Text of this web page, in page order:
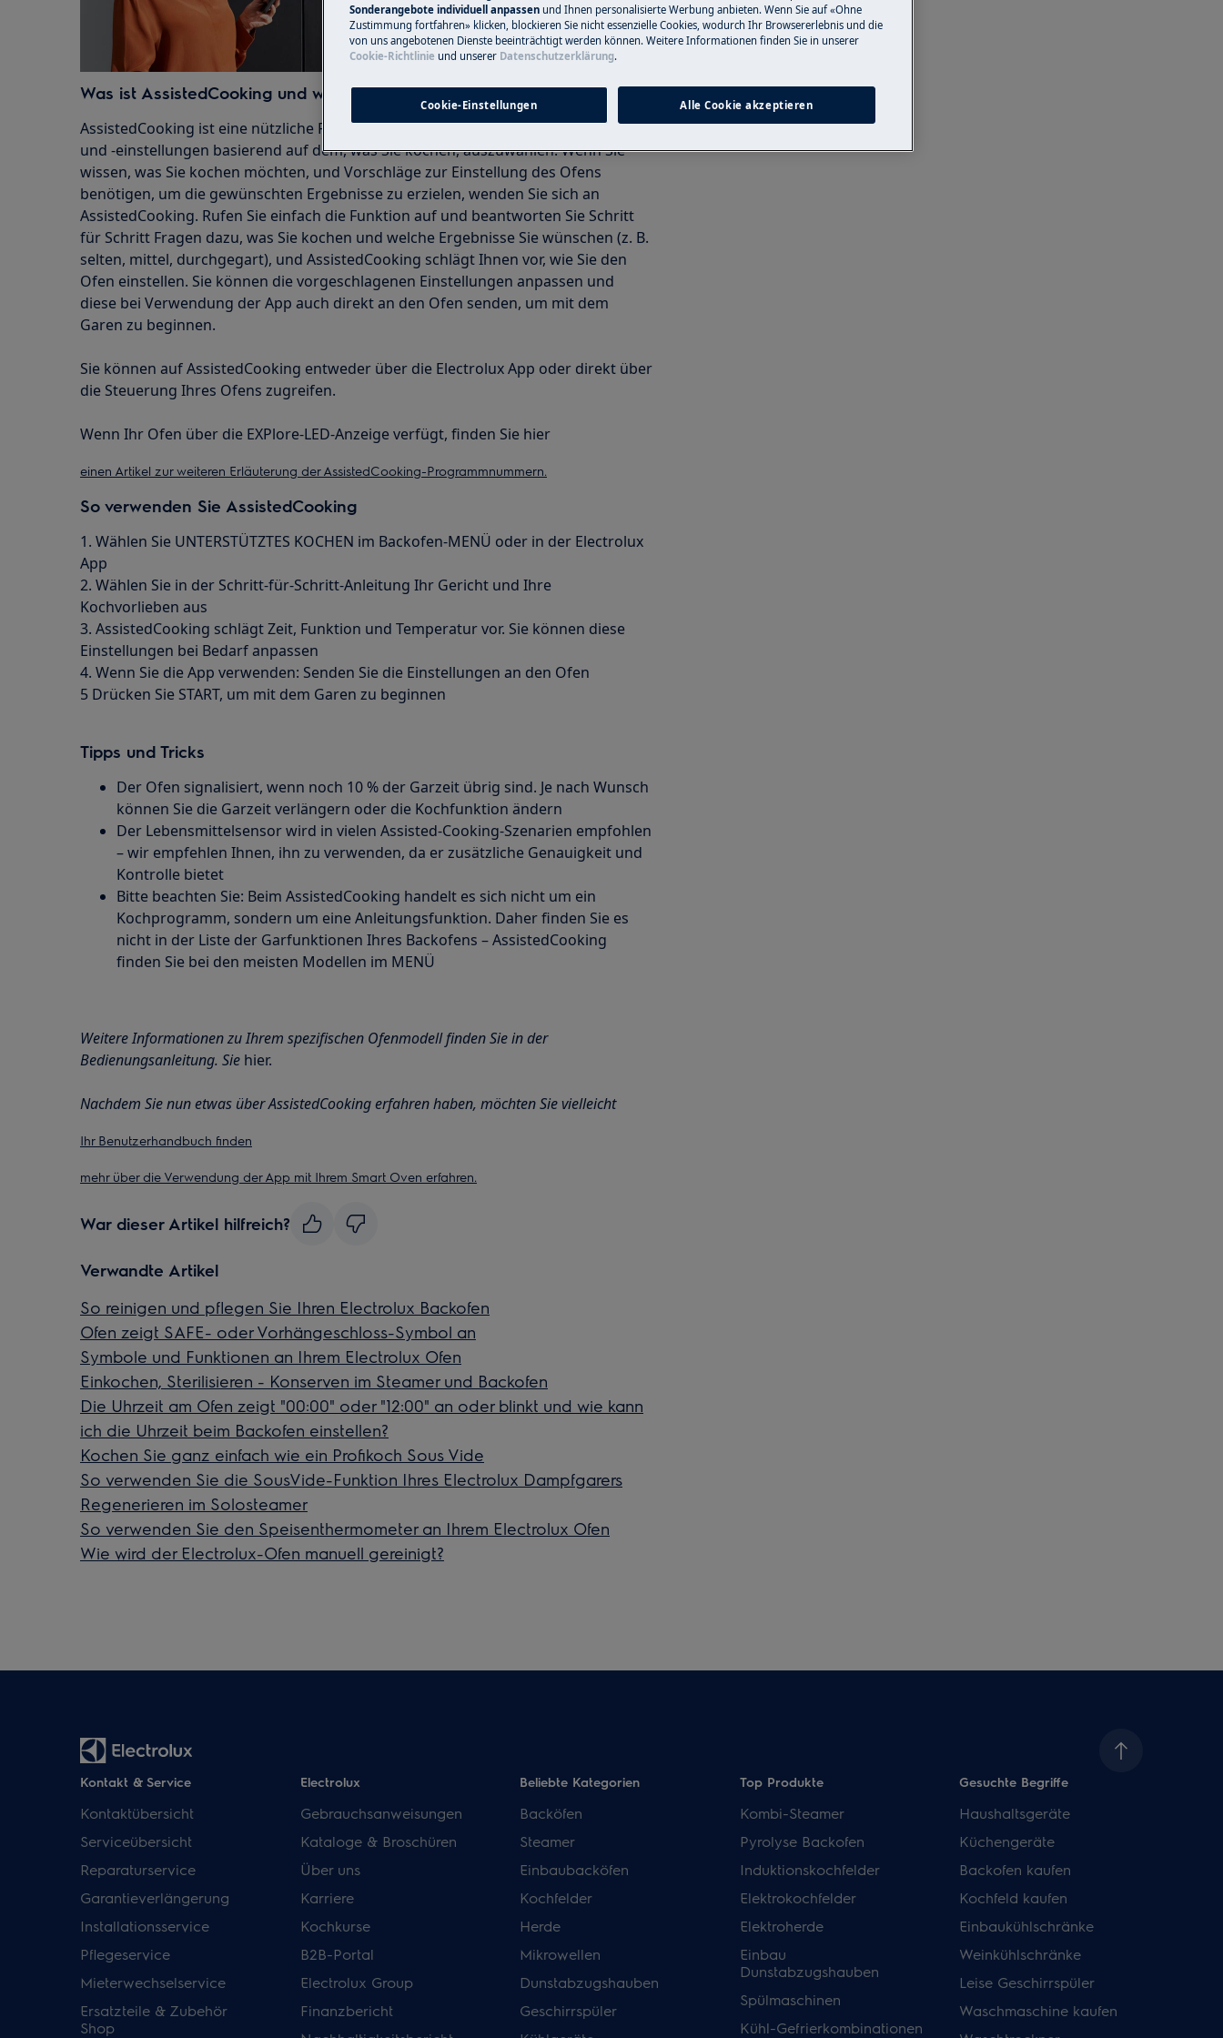
Was ist AssistedCooking und warum sollten Sie es verwenden?
AssistedCooking ist eine nützliche Funktion, die Ihnen hilft, die beste Ofenfunktion
und -einstellungen basierend auf dem, was Sie kochen, auszuwählen. Wenn Sie
wissen, was Sie kochen möchten, und Vorschläge zur Einstellung des Ofens
benötigen, um die gewünschten Ergebnisse zu erzielen, wenden Sie sich an
AssistedCooking. Rufen Sie einfach die Funktion auf und beantworten Sie Schritt
für Schritt Fragen dazu, was Sie kochen und welche Ergebnisse Sie wünschen (z. B.
selten, mittel, durchgegart), und AssistedCooking schlägt Ihnen vor, wie Sie den
Ofen einstellen. Sie können die vorgeschlagenen Einstellungen anpassen und
diese bei Verwendung der App auch direkt an den Ofen senden, um mit dem
Garen zu beginnen.
Sie können auf AssistedCooking entweder über die Electrolux App oder direkt über
die Steuerung Ihres Ofens zugreifen.
Wenn Ihr Ofen über die EXPlore-LED-Anzeige verfügt, finden Sie hier
einen Artikel zur weiteren Erläuterung der AssistedCooking-Programmnummern.
So verwenden Sie AssistedCooking
1. Wählen Sie UNTERSTÜTZTES KOCHEN im Backofen-MENÜ oder in der Electrolux
App
2. Wählen Sie in der Schritt-für-Schritt-Anleitung Ihr Gericht und Ihre
Kochvorlieben aus
3. AssistedCooking schlägt Zeit, Funktion und Temperatur vor. Sie können diese
Einstellungen bei Bedarf anpassen
4. Wenn Sie die App verwenden: Senden Sie die Einstellungen an den Ofen
5 Drücken Sie START, um mit dem Garen zu beginnen
Tipps und Tricks
Der Ofen signalisiert, wenn noch 10 % der Garzeit übrig sind. Je nach Wunsch
können Sie die Garzeit verlängern oder die Kochfunktion ändern
Der Lebensmittelsensor wird in vielen Assisted-Cooking-Szenarien empfohlen
– wir empfehlen Ihnen, ihn zu verwenden, da er zusätzliche Genauigkeit und
Kontrolle bietet
Bitte beachten Sie: Beim AssistedCooking handelt es sich nicht um ein
Kochprogramm, sondern um eine Anleitungsfunktion. Daher finden Sie es
nicht in der Liste der Garfunktionen Ihres Backofens – AssistedCooking
finden Sie bei den meisten Modellen im MENÜ
Weitere Informationen zu Ihrem spezifischen Ofenmodell finden Sie in der
Bedienungsanleitung. Sie hier.
Nachdem Sie nun etwas über AssistedCooking erfahren haben, möchten Sie vielleicht
Ihr Benutzerhandbuch finden
mehr über die Verwendung der App mit Ihrem Smart Oven erfahren.
War dieser Artikel hilfreich?
Verwandte Artikel
So reinigen und pflegen Sie Ihren Electrolux Backofen
Ofen zeigt SAFE- oder Vorhängeschloss-Symbol an
Symbole und Funktionen an Ihrem Electrolux Ofen
Einkochen, Sterilisieren - Konserven im Steamer und Backofen
Die Uhrzeit am Ofen zeigt "00:00" oder "12:00" an oder blinkt und wie kann
ich die Uhrzeit beim Backofen einstellen?
Kochen Sie ganz einfach wie ein Profikoch Sous Vide
So verwenden Sie die SousVide-Funktion Ihres Electrolux Dampfgarers
Regenerieren im Solosteamer
So verwenden Sie den Speisenthermometer an Ihrem Electrolux Ofen
Wie wird der Electrolux-Ofen manuell gereinigt?
Kontakt & Service
Kontaktübersicht
Serviceübersicht
Reparaturservice
Garantieverlängerung
Installationsservice
Pflegeservice
Mieterwechselservice
Ersatzteile & Zubehör
Shop
Electrolux
Gebrauchsanweisungen
Kataloge & Broschüren
Über uns
Karriere
Kochkurse
B2B-Portal
Electrolux Group
Finanzbericht
Beliebte Kategorien
Backöfen
Steamer
Einbaubacköfen
Kochfelder
Herde
Mikrowellen
Dunstabzugshauben
Geschirrspüler
Top Produkte
Kombi-Steamer
Pyrolyse Backofen
Induktionskochfelder
Elektrokochfelder
Elektroherde
Einbau
Dunstabzugshauben
Spülmaschinen
Kühl-Gefrierkombinationen
Gesuchte Begriffe
Haushaltsgeräte
Küchengeräte
Backofen kaufen
Kochfeld kaufen
Einbaukühlschränke
Weinkühlschränke
Leise Geschirrspüler
Waschmaschine kaufen
Sonderangebote individuell anpassen und Ihnen personalisierte Werbung anbieten. Wenn Sie auf «Ohne
Zustimmung fortfahren» klicken, blockieren Sie nicht essenzielle Cookies, wodurch Ihr Browsererlebnis und die
von uns angebotenen Dienste beeinträchtigt werden können. Weitere Informationen finden Sie in unserer
Cookie-Richtlinie und unserer Datenschutzerklärung.
Cookie-Einstellungen Alle Cookie akzeptieren